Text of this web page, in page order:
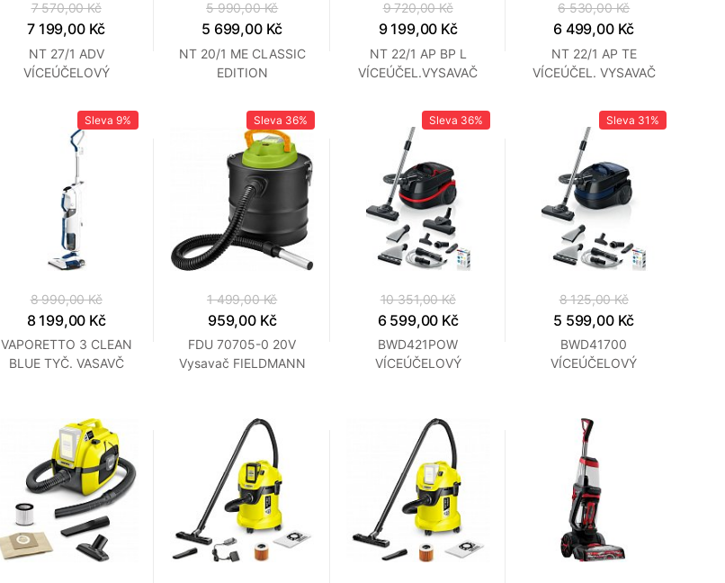
7 570,00 Kč
7 199,00 Kč
NT 27/1 ADV
VÍCEÚČELOVÝ
5 990,00 Kč
5 699,00 Kč
NT 20/1 ME CLASSIC
EDITION
9 720,00 Kč
9 199,00 Kč
NT 22/1 AP BP L
VÍCEÚČEL.VYSAVAČ
6 530,00 Kč
6 499,00 Kč
NT 22/1 AP TE
VÍCEÚČEL. VYSAVAČ
Sleva9%
8 990,00 Kč
8 199,00 Kč
VAPORETTO 3 CLEAN
BLUE TYČ. VASAVČ
Sleva 36%
1 499,00 Kč
959,00 Kč
FDU 70705-0 20V
Vysavač FIELDMANN
Sleva 36%
10 351,00 Kč
6 599,00 Kč
BWD421POW
VÍCEÚČELOVÝ
Sleva 31%
8 125,00 Kč
5 599,00 Kč
BWD41700
VÍCEÚČELOVÝ